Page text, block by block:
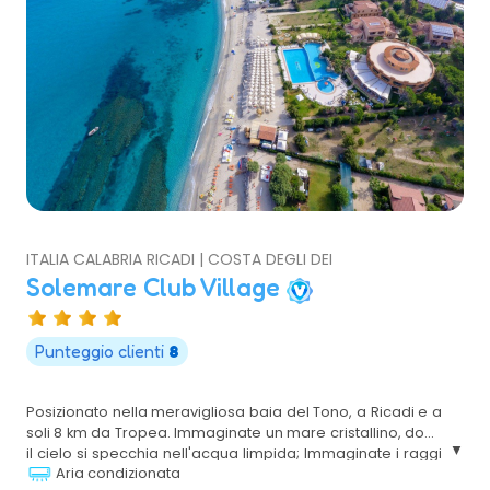
ITALIA CALABRIA RICADI | COSTA DEGLI DEI
Solemare Club Village
Punteggio clienti 8
Posizionato nella meravigliosa baia del Tono, a Ricadi e a
soli 8 km da Tropea. Immaginate un mare cristallino, dove
il cielo si specchia nell'acqua limpida; Immaginate i raggi
del sole che si svegliano sulla bianchissima sabbia;
Aria condizionata